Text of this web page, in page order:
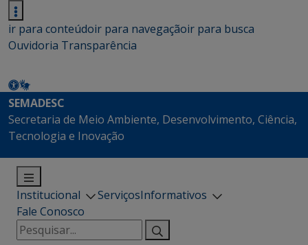
ir para conteúdoir para navegaçãoir para busca
Ouvidoria Transparência
SEMADESC
Secretaria de Meio Ambiente, Desenvolvimento, Ciência,
Tecnologia e Inovação
Institucional ServiçosInformativos
Fale Conosco
Pesquisar